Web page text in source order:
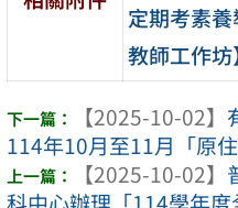
定期考素
教師工作坊
【2025-10-02】
114年10月至11月「原
【2025-10-02】